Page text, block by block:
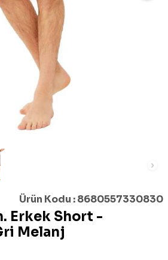
Ürün Kodu :8680557330830
Erkek Short -
Melanj